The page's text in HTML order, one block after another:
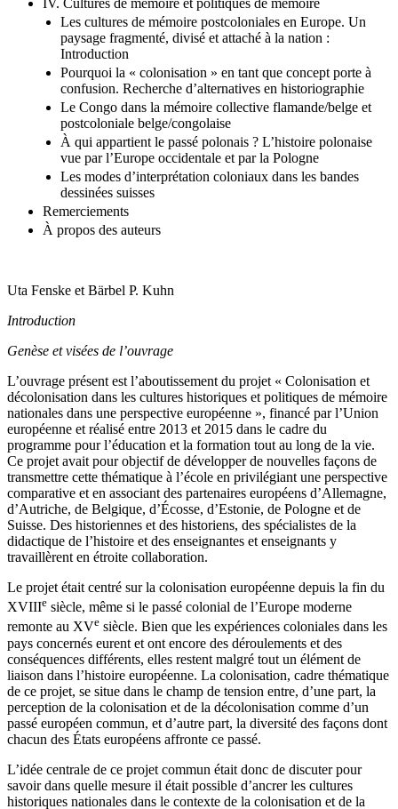
IV. Cultures de mémoire et politiques de mémoire
Les cultures de mémoire postcoloniales en Europe. Un
paysage fragmenté, divisé et attaché à la nation :
Introduction
Pourquoi la « colonisation » en tant que concept porte à
confusion. Recherche d’alternatives en historiographie
Le Congo dans la mémoire collective flamande/belge et
postcoloniale belge/congolaise
À qui appartient le passé polonais ? L’histoire polonaise
vue par l’Europe occidentale et par la Pologne
Les modes d’interprétation coloniaux dans les bandes
dessinées suisses
Remerciements
À propos des auteurs
Uta Fenske et Bärbel P. Kuhn
Introduction
Genèse et visées de l’ouvrage
L’ouvrage présent est l’aboutissement du projet « Colonisation et
décolonisation dans les cultures historiques et politiques de mémoire
nationales dans une perspective européenne », financé par l’Union
européenne et réalisé entre 2013 et 2015 dans le cadre du
programme pour l’éducation et la formation tout au long de la vie.
Ce projet avait pour objectif de développer de nouvelles façons de
transmettre cette thématique à l’école en privilégiant une perspective
comparative et en associant des partenaires européens d’Allemagne,
d’Autriche, de Belgique, d’Écosse, d’Estonie, de Pologne et de
Suisse. Des historiennes et des historiens, des spécialistes de la
didactique de l’histoire et des enseignantes et enseignants y
travaillèrent en étroite collaboration.
Le projet était centré sur la colonisation européenne depuis la fin du
XVIIIe siècle, même si le passé colonial de l’Europe moderne
remonte au XVe siècle. Bien que les expériences coloniales dans les
pays concernés eurent et ont encore des déroulements et des
conséquences différents, elles restent malgré tout un élément de
liaison dans l’histoire européenne. La colonisation, cadre thématique
de ce projet, se situe dans le champ de tension entre, d’une part, la
perception de la colonisation et de la décolonisation comme d’un
passé européen commun, et d’autre part, la diversité des façons dont
chacun des États européens affronte ce passé.
L’idée centrale de ce projet commun était donc de discuter pour
savoir dans quelle mesure il était possible d’ancrer les cultures
historiques nationales dans le contexte de la colonisation et de la